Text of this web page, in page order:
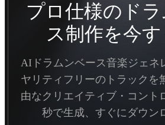
プロ仕様のド
ス制作を今
AIドラムンベース音楽ジェネ
ヤリティフリーのトラックを
由なクリエイティブ・コント
秒で生成、すぐにダウン